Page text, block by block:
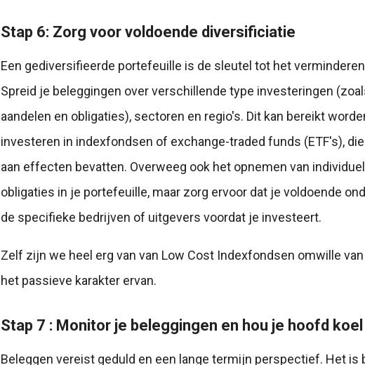
Stap 6: Zorg voor voldoende diversificiatie
Een gediversifieerde portefeuille is de sleutel tot het
Spreid je beleggingen over verschillende type investeringen
aandelen en obligaties), sectoren en regio's. Dit kan bereikt
investeren in indexfondsen of exchange-traded funds (ETF's),
aan effecten bevatten. Overweeg ook het opnemen van
obligaties in je portefeuille, maar zorg ervoor dat je voldoende
de specifieke bedrijven of uitgevers voordat je investeert.
Zelf zijn we heel erg van van Low Cost Indexfondsen omwille
het passieve karakter ervan.
Stap 7 : Monitor je beleggingen en hou je hoofd koel
Beleggen vereist geduld en een lange termijn perspectief. Het is